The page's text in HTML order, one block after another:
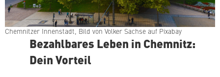
Chem­nit­zer In­nen­stadt, Bild von Volker Sachse auf Pixabay
Be­zahl­ba­res Leben in Chemnitz:
Dein Vorteil